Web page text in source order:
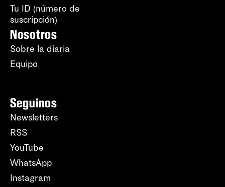
Tu ID (número de
suscripción)
Nosotros
Sobre la diaria
Equipo
Seguinos
Newsletters
RSS
YouTube
WhatsApp
Instagram